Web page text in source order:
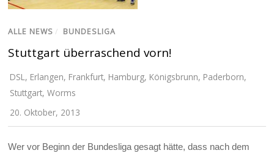
ALLE NEWS / BUNDESLIGA
Stuttgart überraschend vorn!
DSL, Erlangen, Frankfurt, Hamburg, Königsbrunn, Paderborn,
Stuttgart,Worms
20. Oktober, 2013
Wer vor Beginn der Bundesliga gesagt hätte, dass nach dem